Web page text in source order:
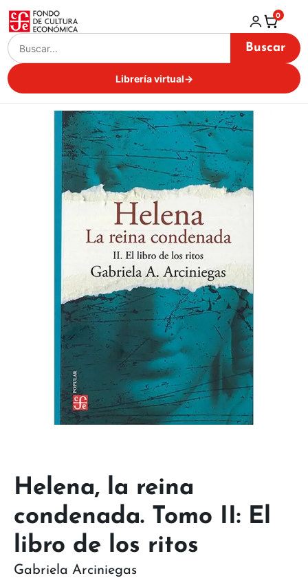
Buscar
Librería virtual→
0
Gabriela Arciniegas
Helena, la reina
condenada. Tomo II: El
libro de los ritos